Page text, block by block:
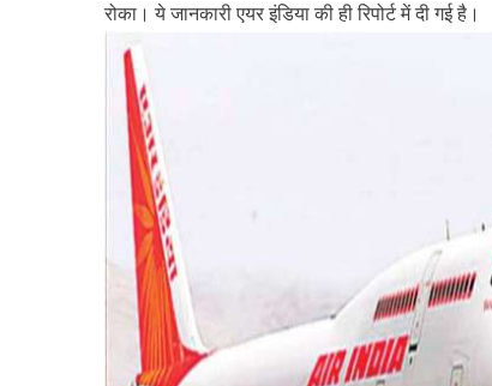
रोका। ये जानकारी एयर इंडिया की ही रिपोर्ट में दी गई है।